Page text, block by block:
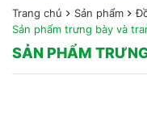
Trang chủ Sản phẩm
Sản phẩm trưng bày và
SẢN PHẨM